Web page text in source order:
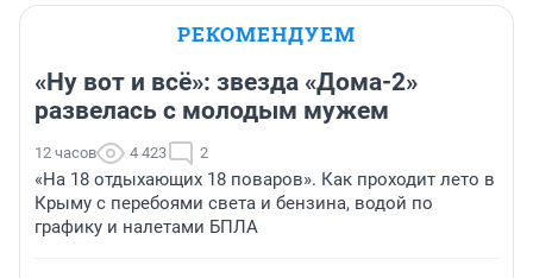
РЕКОМЕНДУЕМ
«Ну вот и всё»: звезда «Дома-2»
развелась с молодым мужем
12 часов 4 423 2
«На 18 отдыхающих 18 поваров». Как проходит лето в
Крыму с перебоями света и бензина, водой по
графику и налетами БПЛА